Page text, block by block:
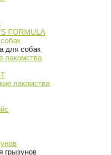
FORMULA
для собак
лакомства
лакомства
грызунов